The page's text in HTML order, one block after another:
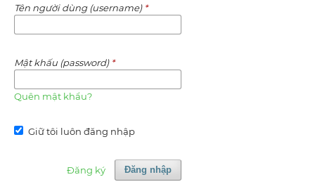
Tên người dùng (username) *
Mật khấu (password) *
Quên mật khẩu?
Giữ tôi luôn đăng nhập
Đăng nhập
Đăng ký